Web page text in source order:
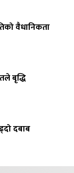
वैधानिकता
बृद्धि
दबाब